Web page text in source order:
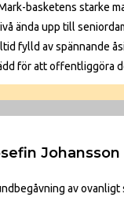
basketens starke
ända upp till
fylld av spännande
för att offentliggöra
Johansson
av ovanligt